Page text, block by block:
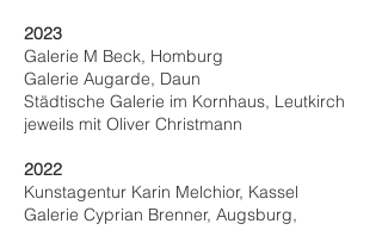
2023
Galerie M Beck, Homburg
Galerie Augarde, Daun
Städtische Galerie im Kornhaus, Leutkirch
jeweils mit Oliver Christmann
2022
Kunstagentur Karin Melchior, Kassel
Galerie Cyprian Brenner, Augsburg,